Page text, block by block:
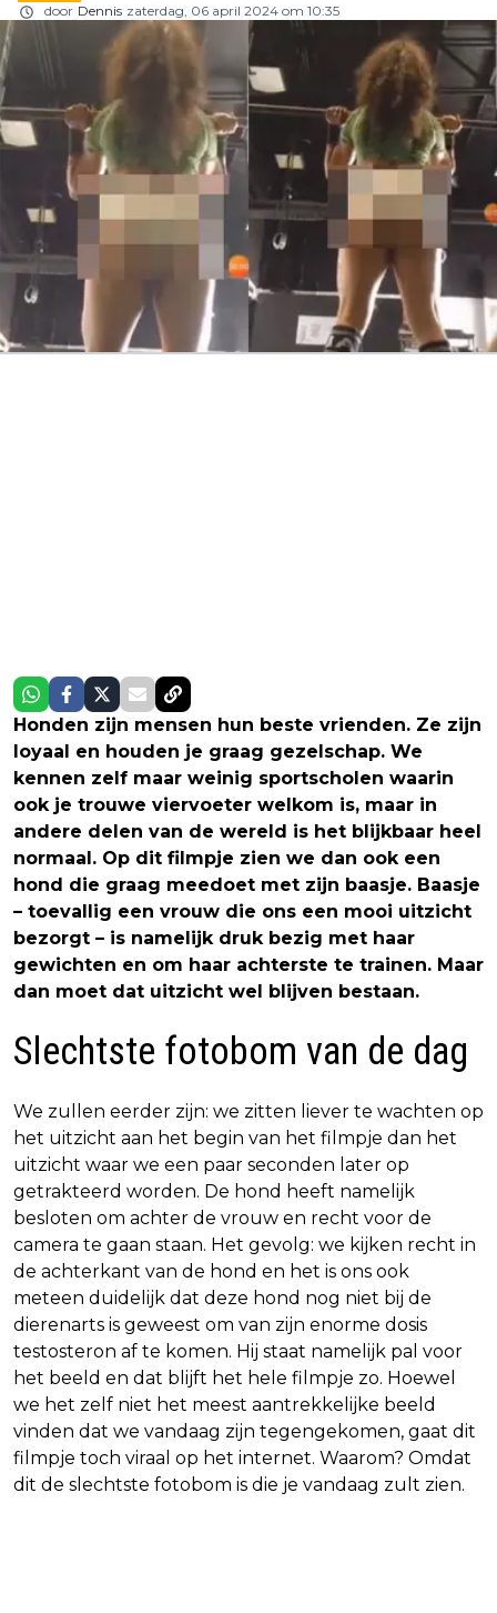
door Dennis zaterdag, 06 april 2024 om 10:35
Honden zijn mensen hun beste vrienden. Ze zijn
loyaal en houden je graag gezelschap. We
kennen zelf maar weinig sportscholen waarin
ook je trouwe viervoeter welkom is, maar in
andere delen van de wereld is het blijkbaar heel
normaal. Op dit filmpje zien we dan ook een
hond die graag meedoet met zijn baasje. Baasje
– toevallig een vrouw die ons een mooi uitzicht
bezorgt – is namelijk druk bezig met haar
gewichten en om haar achterste te trainen. Maar
dan moet dat uitzicht wel blijven bestaan.
Slechtste fotobom van de dag
We zullen eerder zijn: we zitten liever te wachten op
het uitzicht aan het begin van het filmpje dan het
uitzicht waar we een paar seconden later op
getrakteerd worden. De hond heeft namelijk
besloten om achter de vrouw en recht voor de
camera te gaan staan. Het gevolg: we kijken recht in
de achterkant van de hond en het is ons ook
meteen duidelijk dat deze hond nog niet bij de
dierenarts is geweest om van zijn enorme dosis
testosteron af te komen. Hij staat namelijk pal voor
het beeld en dat blijft het hele filmpje zo. Hoewel
we het zelf niet het meest aantrekkelijke beeld
vinden dat we vandaag zijn tegengekomen, gaat dit
filmpje toch viraal op het internet. Waarom? Omdat
dit de slechtste fotobom is die je vandaag zult zien.